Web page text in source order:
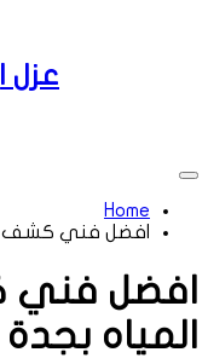
عزل
Home
افضل فني كشف
افضل
المياه